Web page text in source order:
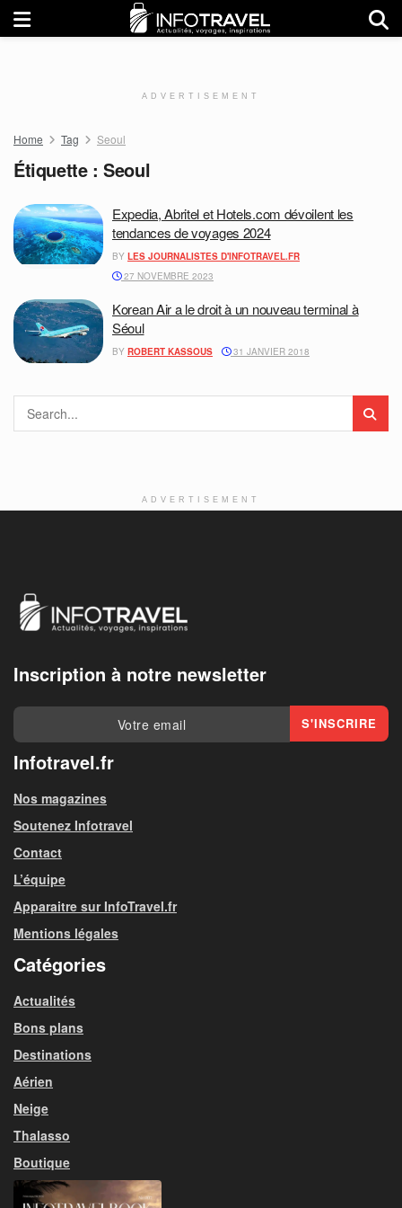
ADVERTISEMENT
Home Tag Seoul
Étiquette :Seoul
Expedia, Abritel et Hotels.com dévoilent les
tendances de voyages 2024
BY LES JOURNALISTES D'INFOTRAVEL.FR
27 NOVEMBRE 2023
Korean Air a le droit à un nouveau terminal à
Séoul
BY ROBERT KASSOUS 31 JANVIER 2018
ADVERTISEMENT
Inscription à notre newsletter
Infotravel.fr
Nos magazines
Soutenez Infotravel
Contact
L’équipe
Apparaitre sur InfoTravel.fr
Mentions légales
Catégories
Actualités
Bons plans
Destinations
Aérien
Neige
Thalasso
Boutique